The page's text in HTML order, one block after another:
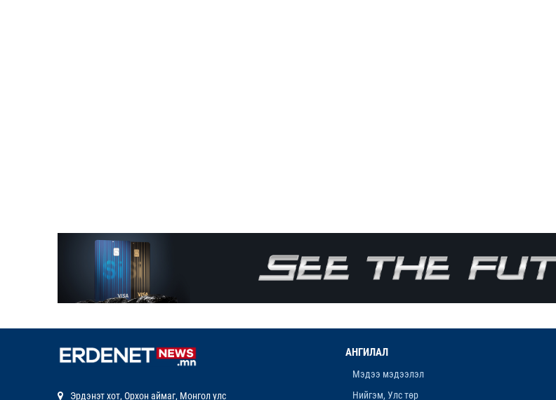
Эрдэнэт хот, Орхон аймаг, Монгол улс
АНГИЛАЛ
Мэдээ мэдээлэл
Нийгэм, Улс төр